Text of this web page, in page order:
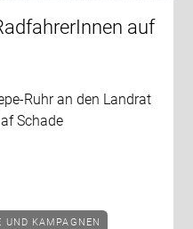
auf
Ruhr an den Landrat
Schade
UND KAMPAGNEN